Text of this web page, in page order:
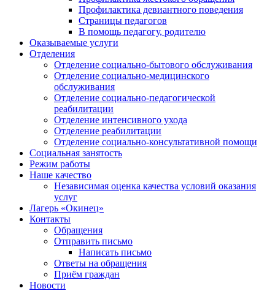
Профилактика девиантного поведения
Страницы педагогов
В помощь педагогу, родителю
Оказываемые услуги
Отделения
Отделение социально-бытового обслуживания
Отделение социально-медицинского
обслуживания
Отделение социально-педагогической
реабилитации
Отделение интенсивного ухода
Отделение реабилитации
Отделение социально-консультативной помощи
Социальная занятость
Режим работы
Наше качество
Независимая оценка качества условий оказания
услуг
Лагерь «Окинец»
Контакты
Обращения
Отправить письмо
Написать письмо
Ответы на обращения
Приём граждан
Новости